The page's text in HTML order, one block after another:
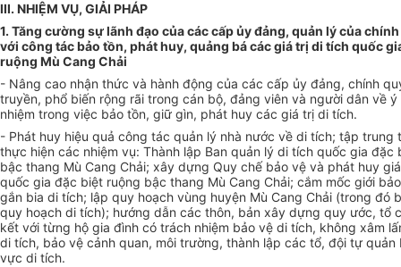
III. NHIỆM VỤ, GIẢI PHÁP
1. Tăng cường sự lãnh đạo của các cấp ủy đảng, quản lýcủa
với công tác bảo tồn, phát huy, quảng bá các giá trị di tích quốc
ruộng Mù Cang Chải
- Nâng cao nhận thức và hành động của các cấp ủy đảng, chính
truyền, phổ biến rộng rãi trong cán bộ, đảng viên và người dân về
nhiệm trong việc bảo tồn, giữ gìn, phát huy các giá trị di tích.
- Phát huy hiệu quả công tác quản lý nhà nước về di tích; tập trung
thực hiện các nhiệm vụ: Thành lập Ban quản lý di tích quốc gia đặc
bậc thang Mù Cang Chải; xây dựng Quy chế bảo vệ và phát huy
quốc gia đặc biệt ruộng bậc thang Mù Cang Chải; cắm mốc giới
gắn bia di tích; lập quy hoạch vùng huyện Mù Cang Chải (trong đó
quy hoạch di tích); hướng dẫn các thôn, bản xây dựng quy ước, tổ
kết với từng hộ gia đình có trách nhiệm bảo vệ di tích, không xâm lấ
di tích, bảo vệ cảnh quan, môi trường, thành lập các tổ, đội tự quản
vực di tích.